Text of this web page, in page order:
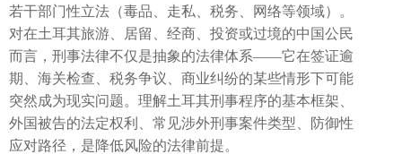
若干部门性立法（毒品、走私、税务、网络等领域）。
对在土耳其旅游、居留、经商、投资或过境的中国公民
而言，刑事法律不仅是抽象的法律体系——它在签证逾
期、海关检查、税务争议、商业纠纷的某些情形下可能
突然成为现实问题。理解土耳其刑事程序的基本框架、
外国被告的法定权利、常见涉外刑事案件类型、防御性
应对路径，是降低风险的法律前提。